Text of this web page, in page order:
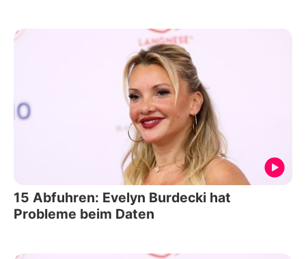
15 Abfuhren: Evelyn Burdecki hat
Probleme beim Daten